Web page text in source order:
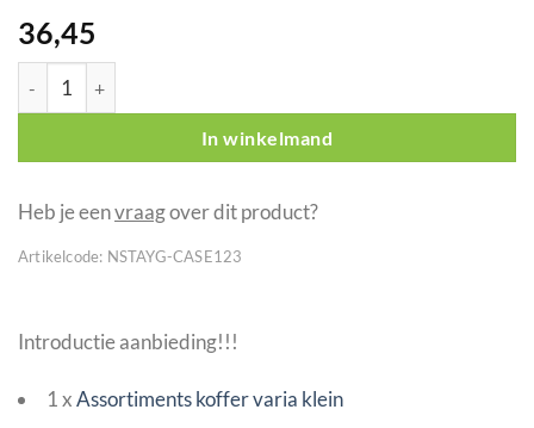
36,45
Assortiments koffer varia introductie aantal
In winkelmand
Heb je eenvraagover dit product?
Artikelcode: NSTAYG-CASE123
Introductie aanbieding!!!
1 xAssortiments koffer varia klein